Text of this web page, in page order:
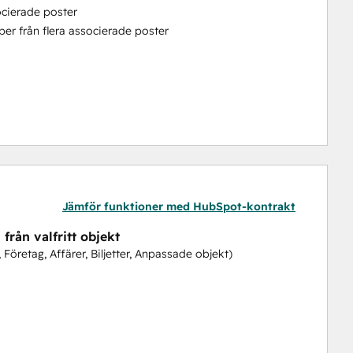
poster
från flera associerade poster
program eller installationer krävs
installerat behöver du inte logga in på något annat
undertecknandet av genererade dokument med
bifoga och skicka genererade filer
skapa mappar och lagra genererade filer
Jämför funktioner med HubSpot-kontrakt
från valfritt objekt
Företag, Affärer, Biljetter, Anpassade objekt)